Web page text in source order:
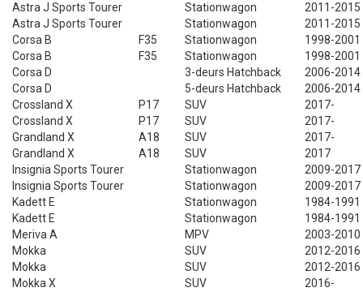
Astra J Sports Tourer
Stationwagon
2011-2015
Astra J Sports Tourer
Stationwagon
2011-2015
Corsa B
F35 Stationwagon
1998-2001
Corsa B
F35 Stationwagon
1998-2001
Corsa D
3-deurs Hatchback
2006-2014
Corsa D
5-deurs Hatchback
2006-2014
Crossland X
P17 SUV
2017-
Crossland X
P17 SUV
2017-
Grandland X
A18 SUV
2017-
Grandland X
A18 SUV
2017
Insignia Sports Tourer
Stationwagon
2009-2017
Insignia Sports Tourer
Stationwagon
2009-2017
Kadett E
Stationwagon
1984-1991
Kadett E
Stationwagon
1984-1991
Meriva A
MPV
2003-2010
Mokka
SUV
2012-2016
Mokka
SUV
2012-2016
Mokka X
SUV
2016-